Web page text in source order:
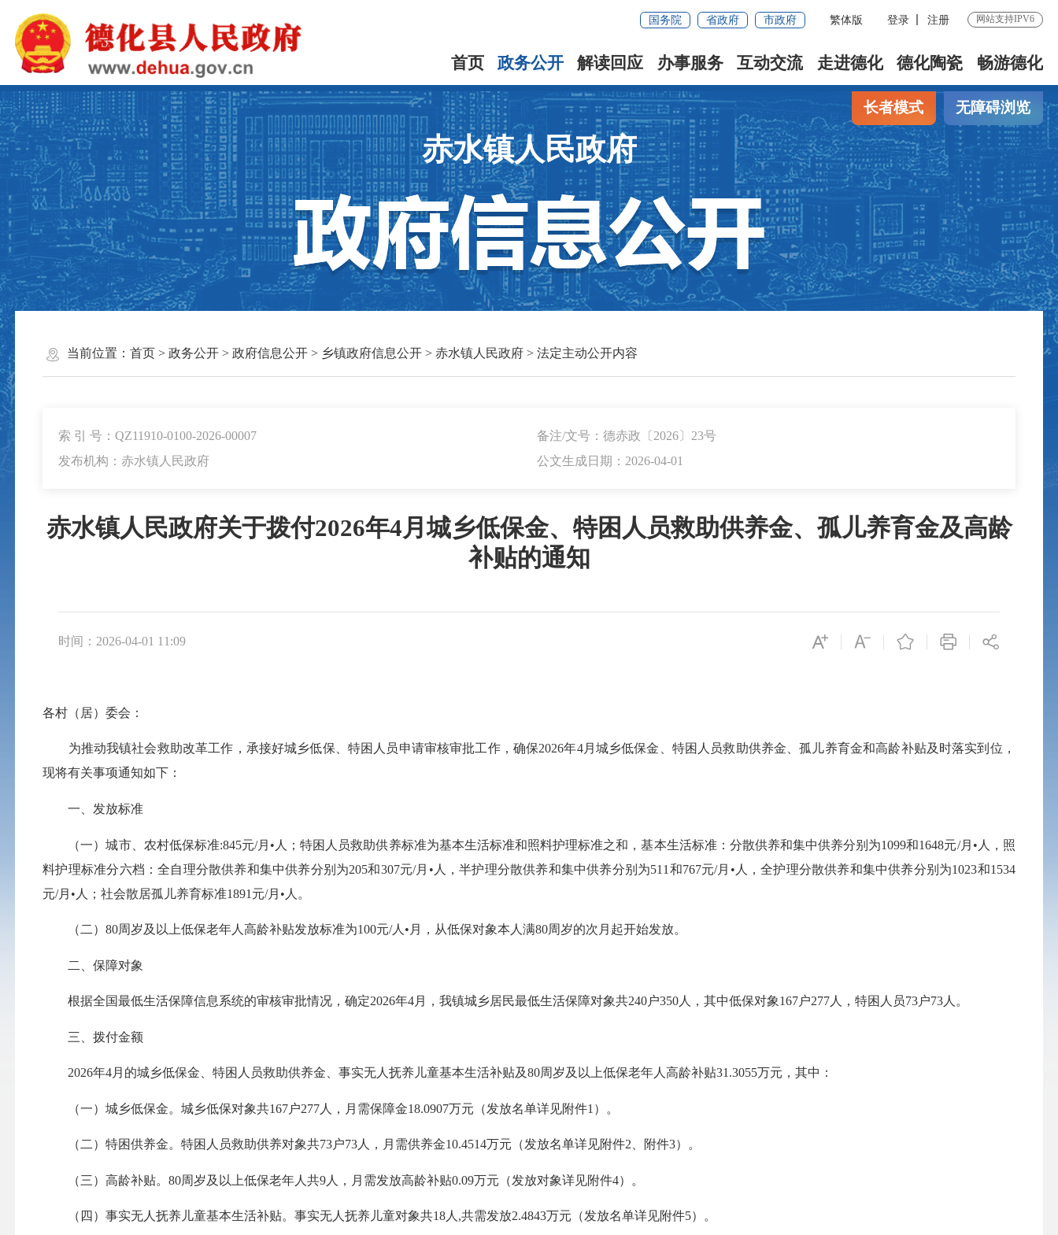
国务院 省政府 市政府 繁体版 登录 注册 网站支持IPV6
首页 政务公开 解读回应 办事服务 互动交流 走进德化 德化陶瓷 畅游德化
长者模式 无障碍浏览
赤水镇人民政府
当前位置： 首页> 政务公开> 政府信息公开> 乡镇政府信息公开> 赤水镇人民政府> 法定主动公开内容
索 引 号：QZ11910-0100-2026-00007
备注/文号：德赤政〔2026〕23号
发布机构：赤水镇人民政府
公文生成日期：2026-04-01
赤水镇人民政府关于拨付2026年4月城乡低保金、特困人员救助供养金、孤儿养育金及高龄
补贴的通知
时间：2026-04-01 11:09
各村（居）委会：
为推动我镇社会救助改革工作，承接好城乡低保、特困人员申请审核审批工作，确保2026年4月城乡低保金、特困人员救助供养金、孤儿养育金和高龄补贴及时落实到位，
现将有关事项通知如下：
一、发放标准
（一）城市、农村低保标准:845元/月•人；特困人员救助供养标准为基本生活标准和照料护理标准之和，基本生活标准：分散供养和集中供养分别为1099和1648元/月•人，照
料护理标准分六档：全自理分散供养和集中供养分别为205和307元/月•人，半护理分散供养和集中供养分别为511和767元/月•人，全护理分散供养和集中供养分别为1023和1534
元/月•人；社会散居孤儿养育标准1891元/月•人。
（二）80周岁及以上低保老年人高龄补贴发放标准为100元/人•月，从低保对象本人满80周岁的次月起开始发放。
二、保障对象
根据全国最低生活保障信息系统的审核审批情况，确定2026年4月，我镇城乡居民最低生活保障对象共240户350人，其中低保对象167户277人，特困人员73户73人。
三、拨付金额
2026年4月的城乡低保金、特困人员救助供养金、事实无人抚养儿童基本生活补贴及80周岁及以上低保老年人高龄补贴31.3055万元，其中：
（一）城乡低保金。城乡低保对象共167户277人，月需保障金18.0907万元（发放名单详见附件1）。
（二）特困供养金。特困人员救助供养对象共73户73人，月需供养金10.4514万元（发放名单详见附件2、附件3）。
（三）高龄补贴。80周岁及以上低保老年人共9人，月需发放高龄补贴0.09万元（发放对象详见附件4）。
（四）事实无人抚养儿童基本生活补贴。事实无人抚养儿童对象共18人,共需发放2.4843万元（发放名单详见附件5）。